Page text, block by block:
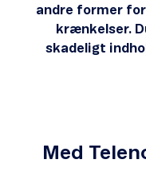
andre former
krænkelser.
skadeligt
Med